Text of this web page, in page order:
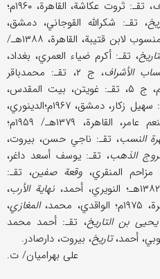
، تقـ: ثروت عکاشة، القاهرة، ۱۹۶۰م؛
، تقـ: شکرالله القوجاني، دمشق،
المنسوب لابن قتیبة، القاهرة، ۱۳۸۸هـ/
، تقـ: أکرم ضیاء العمري، بغداد،
الأشراف
، ج ۲، تقـ: محمدباقر
المحمودي، بیروت، ۱۳۹۴هـ/ ۱۹۷۴م، ج ۵، تقـ: غویتن، بیت المقدس،
، تقـ: سهیل زکار، دمشق، ۱۹۶۷م؛‌الدینوري،
، تقـ: عبدالمنعم عامر، القاهرة، ۱۳۷۹هـ/ ۱۹۵۹م؛
النسب، تقـ: ناجي حسن، بیروت،
الذهب، تقـ: یوسف أسعد داغر،
وقعة صفین، تقـ:
نهایة الأرب،
المغازي،
یحیی بن التاریخ، تقـ: أحمد محمد
تاریخ، بیروت، دارصادر.
علی بهرامیان/ ت.